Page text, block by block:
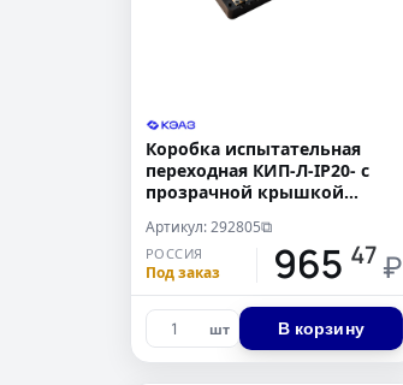
Коробка испытательная
переходная КИП-Л-IP20- с
прозрачной крышкой
Артикул: 292805⧉
РОССИЯ
Под заказ 965 47 ₽
шт В корзину